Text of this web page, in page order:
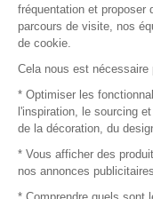
©
fréquentation et proposer
parcours de visite, nos
de cookie.
Cela nous est nécessaire
* Optimiser les
l'inspiration, le sourcing
de la décoration, du
* Vous afficher des
nos annonces
* Comprendre quels sont